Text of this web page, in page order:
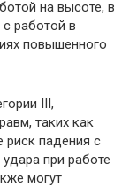
на высоте, в
работой в
повышенного
III,
таких как
риск падения с
при работе
могут